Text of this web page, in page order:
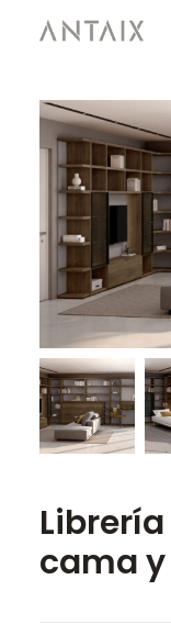
PRODUCTOS
CATÁLOGOS
NEWS
QUIENES
CONTACTO
ÁREA DE
SEARCH
cama